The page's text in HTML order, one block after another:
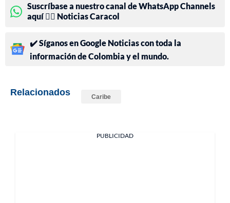
Suscríbase a nuestro canal de WhatsApp Channels
aquí 👉🏻 Noticias Caracol
✔️ Síganos en Google Noticias con toda la
información de Colombia y el mundo.
Relacionados Caribe
PUBLICIDAD